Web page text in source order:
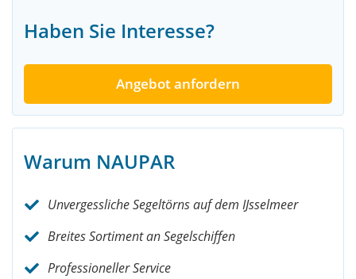
Lelystad in Kurzform
Dieser einzigartige Tagesausflug bietet Ihnen:
Ein abwechslungsreicher und angenehmer
Gruppenausflug auf einem traditionellen
Ein Besuch der Bataviawerf und des Nachbaus
Entspannung, Spaß und viel Zeit zum
Was gibt es während der Kreuzfahrt auf
Haben Sie Interesse?
Angebot anfordern
Warum NAUPAR
Unvergessliche Segeltörns auf dem IJsselmeer
Breites Sortiment an Segelschiffen
Professioneller Service